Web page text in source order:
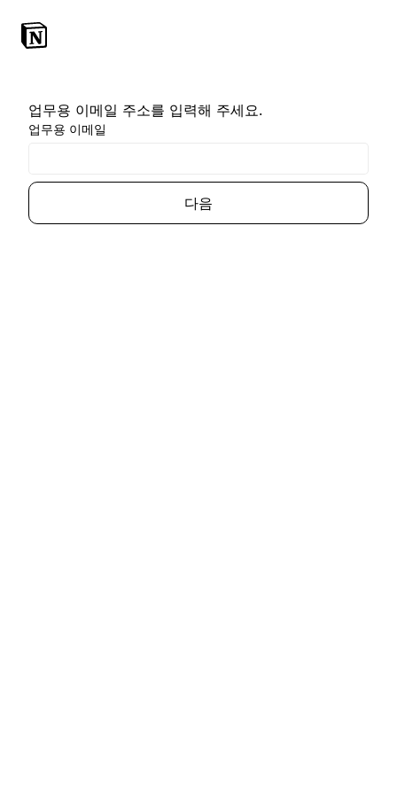
업무용 이메일 주소를 입력해 주세요.
업무용 이메일
다음